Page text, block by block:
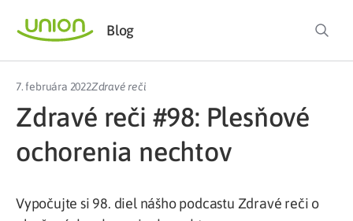
Blog
7. februára 2022Zdravé reči
Zdravé reči #98: Plesňové
ochorenia nechtov
Vypočujte si 98. diel nášho podcastu Zdravé reči o